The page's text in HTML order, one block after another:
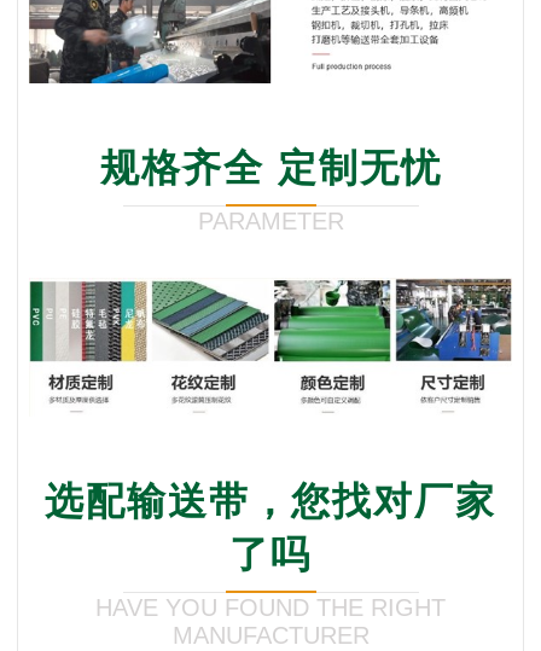
规格齐全 定制无忧
PARAMETER
选配输送带，您找对厂家
了吗
HAVE YOU FOUND THE RIGHT
MANUFACTURER